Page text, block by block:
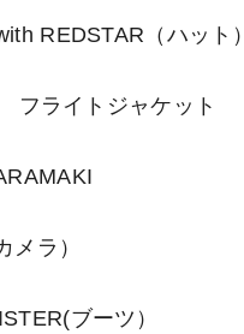
REDSTAR（ハット）
フライトジャケット
メラ）
ブーツ）